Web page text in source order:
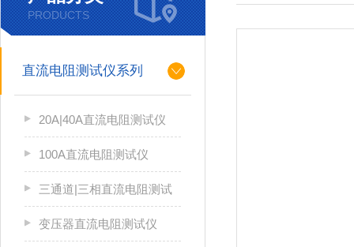
PRODUCTS
直流电阻测试仪系列
20A|40A直流电阻测试仪
100A直流电阻测试仪
三通道|三相直流电阻测试
变压器直流电阻测试仪